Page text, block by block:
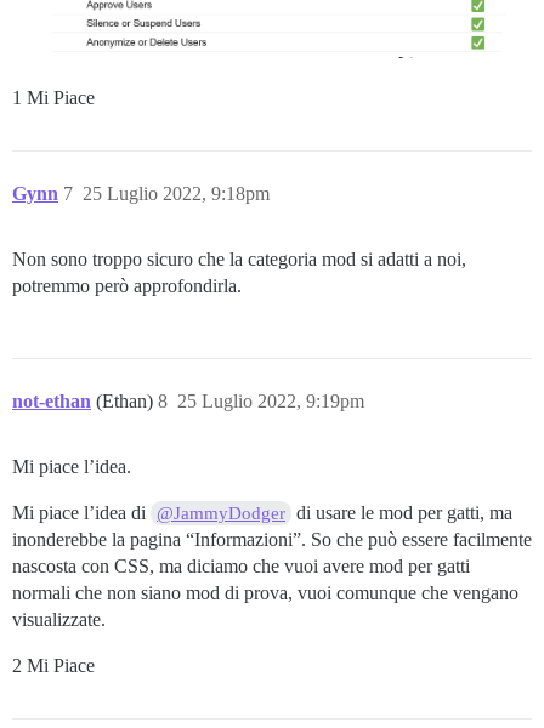
1 Mi Piace
Gynn 25 Luglio 2022, 9:18pm
7
Non sono troppo sicuro che la categoria mod si adatti a noi,
potremmo però approfondirla.
not-ethan (Ethan) 25 Luglio 2022, 9:19pm
8
Mi piace l’idea.
Mi piace l’idea di @JammyDodger di usare le mod per gatti, ma
inonderebbe la pagina “Informazioni”. So che può essere facilmente
nascosta con CSS, ma diciamo che vuoi avere mod per gatti
normali che non siano mod di prova, vuoi comunque che vengano
visualizzate.
2 Mi Piace